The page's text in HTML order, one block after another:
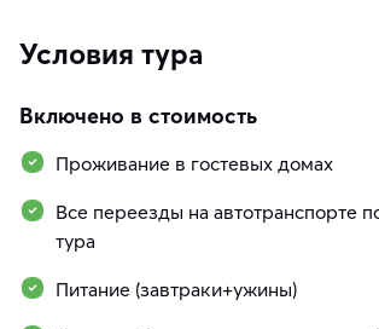
Условия тура
Включено в стоимость
Проживание в гостевых домах
Все переезды на автотранспорте
тура
Питание (завтраки+ужины)